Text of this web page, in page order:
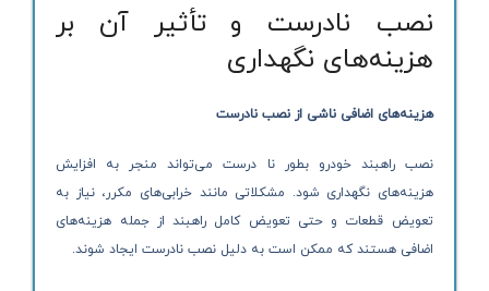
نصب نادرست و تأثیر آن بر
هزینه‌های نگهداری
هزینه‌های اضافی ناشی از نصب نادرست
نصب راهبند خودرو بطور نا درست می‌تواند منجر به افزایش
هزینه‌های نگهداری شود. مشکلاتی مانند خرابی‌های مکرر، نیاز به
تعویض قطعات و حتی تعویض کامل راهبند از جمله هزینه‌های
اضافی هستند که ممکن است به دلیل نصب نادرست ایجاد شوند.